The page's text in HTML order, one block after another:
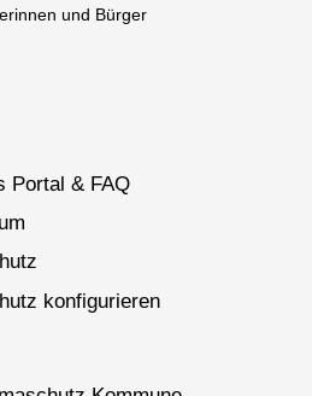
und Bürger
Portal & FAQ
konfigurieren